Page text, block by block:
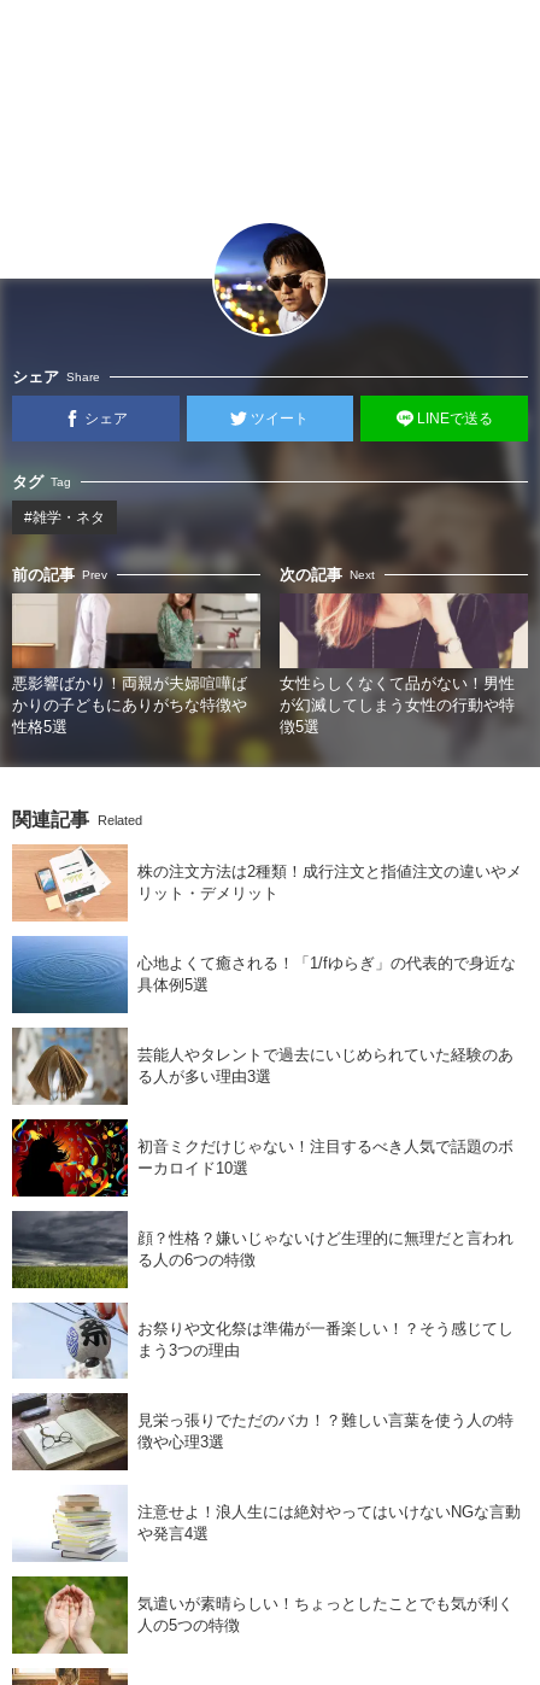
シェア Share
シェア ツイート LINEで送る
タグ Tag
#雑学・ネタ
前の記事 Prev
悪影響ばかり！両親が夫婦喧嘩ば
かりの子どもにありがちな特徴や
性格5選
次の記事 Next
女性らしくなくて品がない！男性
が幻滅してしまう女性の行動や特
徴5選
関連記事 Related
株の注文方法は2種類！成行注文と指値注文の違いやメ
リット・デメリット
心地よくて癒される！「1/fゆらぎ」の代表的で身近な
具体例5選
芸能人やタレントで過去にいじめられていた経験のあ
る人が多い理由3選
初音ミクだけじゃない！注目するべき人気で話題のボ
ーカロイド10選
顔？性格？嫌いじゃないけど生理的に無理だと言われ
る人の6つの特徴
お祭りや文化祭は準備が一番楽しい！？そう感じてし
まう3つの理由
見栄っ張りでただのバカ！？難しい言葉を使う人の特
徴や心理3選
注意せよ！浪人生には絶対やってはいけないNGな言動
や発言4選
気遣いが素晴らしい！ちょっとしたことでも気が利く
人の5つの特徴